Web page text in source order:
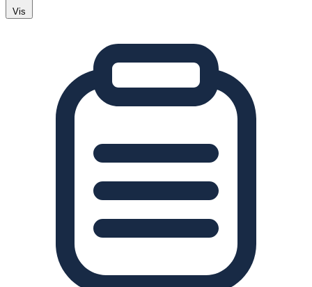
Vis